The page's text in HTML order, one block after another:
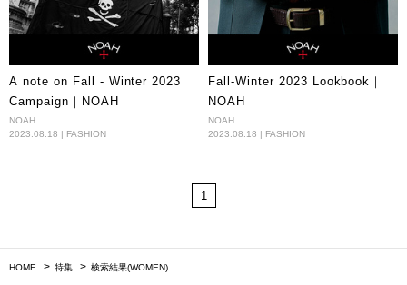
A note on Fall - Winter 2023
Campaign｜NOAH
NOAH
2023.08.18 | FASHION
Fall-Winter 2023 Lookbook｜
NOAH
NOAH
2023.08.18 | FASHION
1
HOME 特集 検索結果(WOMEN)